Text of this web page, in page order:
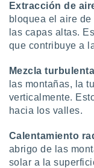
Extracción de
bloquea el aire
las capas altas.
que contribuye a
Mezcla turbulenta
las montañas, la
verticalmente.
hacia los valles.
Calentamiento
abrigo de las
solar a la